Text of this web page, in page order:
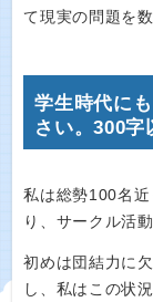
て現実の問題を
学生時代に
さい。300字
私は総勢100名
り、サークル活
初めは団結力に
し、私はこの状